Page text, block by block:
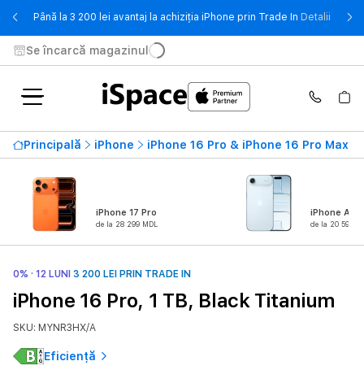
Până la 3 200 lei avantaj la achiziția iPhone prin Trade In Detalii -
Se încarcă magazinul
Principală iPhone iPhone 16 Pro & iPhone 16 Pro Max
iPhone 17 Pro
de la 28 299 MDL
iPhone Air
de la 20 599
0% · 12 LUNI 3 200 LEI PRIN TRADE IN
iPhone 16 Pro, 1 TB, Black Titanium
SKU: MYNR3HX/A
Eficiență